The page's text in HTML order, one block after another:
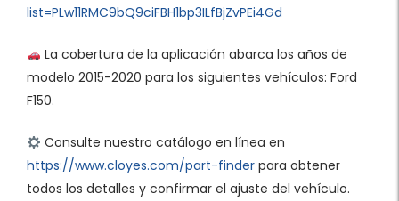
list=PLw11RMC9bQ9ciFBH1bp3ILfBjZvPEi4Gd
La cobertura de la aplicación abarca los años de
modelo 2015-2020 para los siguientes vehículos: Ford
F150.
Consulte nuestro catálogo en línea en
https://www.cloyes.com/part-finder para obtener
todos los detalles y confirmar el ajuste del vehículo.